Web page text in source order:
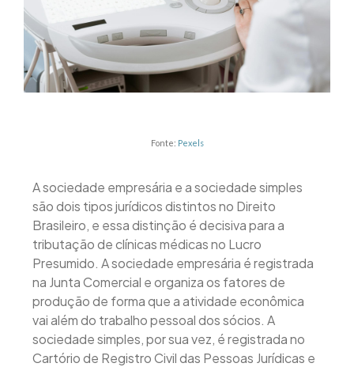
Fonte: Pexels
A sociedade empresária e a sociedade simples
são dois tipos jurídicos distintos no Direito
Brasileiro, e essa distinção é decisiva para a
tributação de clínicas médicas no Lucro
Presumido. A sociedade empresária é registrada
na Junta Comercial e organiza os fatores de
produção de forma que a atividade econômica
vai além do trabalho pessoal dos sócios. A
sociedade simples, por sua vez, é registrada no
Cartório de Registro Civil das Pessoas Jurídicas e